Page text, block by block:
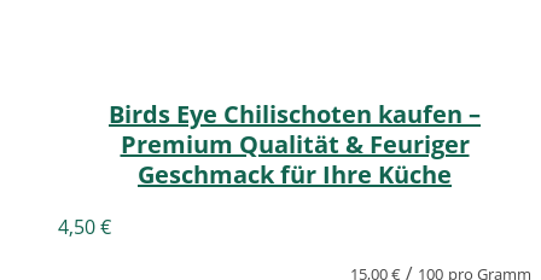
Birds Eye Chilischoten kaufen –
Premium Qualität & Feuriger
Geschmack für Ihre Küche
4,50€
15,00€ / 100 pro Gramm